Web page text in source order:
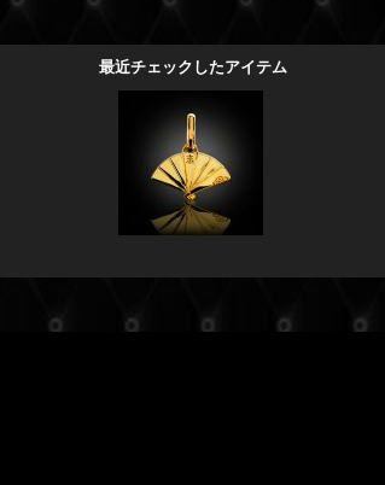
最近チェックしたアイテム